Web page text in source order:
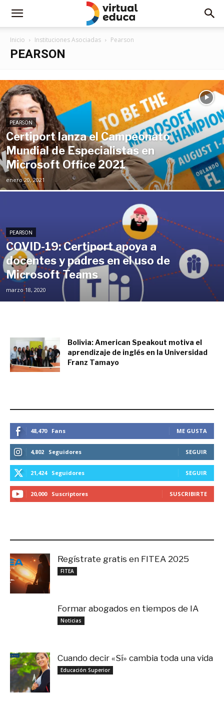
Inicio Instituciones Asociadas Pearson
PEARSON
PEARSON
Certiport lanza el Campeonato
Mundial de Especialistas en
Microsoft Office 2021
enero 20, 2021
PEARSON
COVID-19: Certiport apoya a
docentes y padres en el uso de
Microsoft Teams
marzo 18, 2020
Bolivia: American Speakout motiva el
aprendizaje de inglés en la Universidad
Franz Tamayo
48,470 Fans ME GUSTA
4,802 Seguidores SEGUIR
21,424 Seguidores SEGUIR
20,000 Suscriptores SUSCRIBIRTE
Regístrate gratis en FITEA 2025
FITEA
Formar abogados en tiempos de IA
Noticias
Cuando decir «Sí» cambia toda una vida
Educación Superior